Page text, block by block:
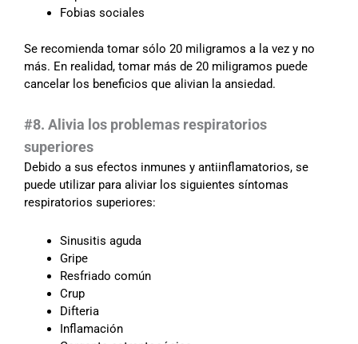
Fobias sociales
Se recomienda tomar sólo 20 miligramos a la vez y no
más. En realidad, tomar más de 20 miligramos puede
cancelar los beneficios que alivian la ansiedad.
#8. Alivia los problemas respiratorios
superiores
Debido a sus efectos inmunes y antiinflamatorios, se
puede utilizar para aliviar los siguientes síntomas
respiratorios superiores:
Sinusitis aguda
Gripe
Resfriado común
Crup
Difteria
Inflamación